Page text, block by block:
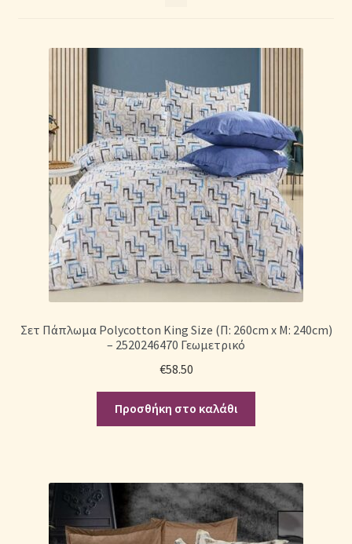
Κλωστές κεντήματος
Κουβέρτες Βελουτέ & Πικέ
Λευκά Είδη & Είδη Σπιτιού Online | MAYHOME
Μονόχρωμα Κουβερλί με Διαχρονική Κομψότητα
Μονόχρωμα Παπλώματα με Διαχρονική Κομψότητα
Μονόχρωμα Σετ Σεντόνια
Μονόχρωμες Παπλωματοθήκες
Ολοκλήρωση παραγγελίας
Παιδικά Λευκά Είδη
Παπλώματα για Ζεστασιά & Άνεση
Σετ Πάπλωμα Polycotton King Size (Π: 260cm x Μ: 240cm)
– 2520246470 Γεωμετρικό
€58.50
Προσθήκη στο καλάθι